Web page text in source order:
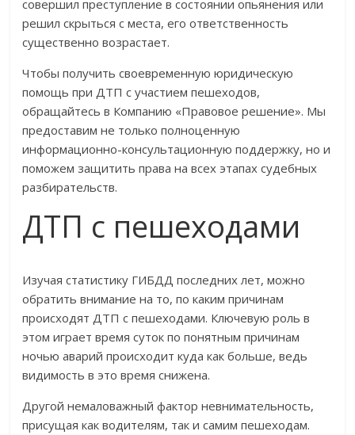
совершил преступление в состоянии опьянения или
решил скрыться с места, его ответственность
существенно возрастает.
Чтобы получить своевременную юридическую
помощь при ДТП с участием пешеходов,
обращайтесь в Компанию «Правовое решение». Мы
предоставим не только полноценную
информационно-консультационную поддержку, но и
поможем защитить права на всех этапах судебных
разбирательств.
ДТП с пешеходами
Изучая статистику ГИБДД последних лет, можно
обратить внимание на то, по каким причинам
происходят ДТП с пешеходами. Ключевую роль в
этом играет время суток по понятным причинам
ночью аварий происходит куда как больше, ведь
видимость в это время снижена.
Другой немаловажный фактор невнимательность,
присущая как водителям, так и самим пешеходам.